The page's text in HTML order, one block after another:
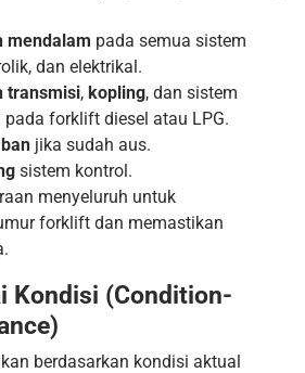
mendalam pada semua sistem
dan elektrikal.
transmisi, kopling, dan sistem
pada forklift diesel atau LPG.
ban jika sudah aus.
sistem kontrol.
menyeluruh untuk
forklift dan memastikan
Kondisi (Condition-
berdasarkan kondisi aktual